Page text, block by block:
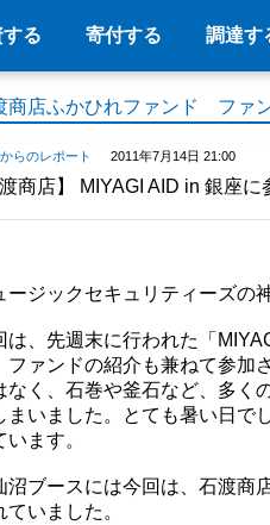
る 寄付する 調達す
商店ふかひれファンド ファ
らのレポート 2011年7月14日 21:00
渡商店】 MIYAGI AID in 銀座に
ージックセキュリティーズの
は、先週末に行われた「
ファンドの紹介も兼ねて参加
なく、石巻や釜石など、多く
まいました。とても暑い日で
います。
沼ブースには今回は、石渡商
ていました。